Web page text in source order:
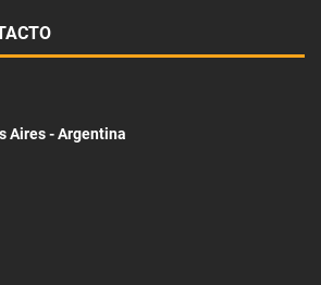
Aires - Argentina